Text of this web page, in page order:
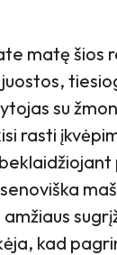
matę šios
su
rasti
kad